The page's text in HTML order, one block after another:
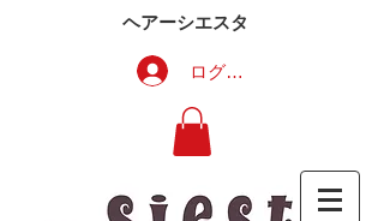
ヘアーシエスタ
ログイン